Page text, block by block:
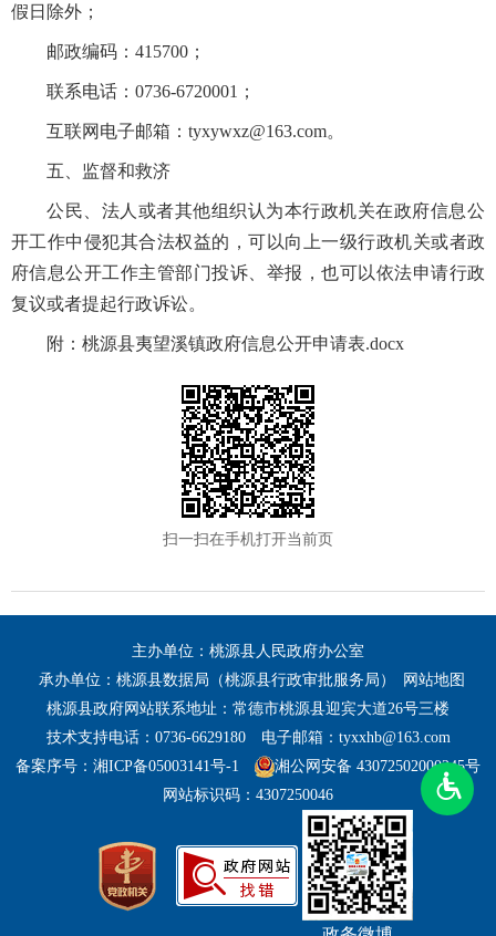
假日除外；
邮政编码：415700；
联系电话：0736-6720001；
互联网电子邮箱：tyxywxz@163.com。
五、监督和救济
公民、法人或者其他组织认为本行政机关在政府信息公
开工作中侵犯其合法权益的，可以向上一级行政机关或者政
府信息公开工作主管部门投诉、举报，也可以依法申请行政
复议或者提起行政诉讼。
附： 桃源县夷望溪镇政府信息公开申请表.docx
扫一扫在手机打开当前页
主办单位：桃源县人民政府办公室
承办单位：桃源县数据局（桃源县行政审批服务局）
网站地图
桃源县政府网站联系地址：常德市桃源县迎宾大道26号三楼
技术支持电话：0736-6629180
电子邮箱：tyxxhb@163.com
备案序号：湘ICP备05003141号-1
湘公网安备 43072502000245号
网站标识码：4307250046